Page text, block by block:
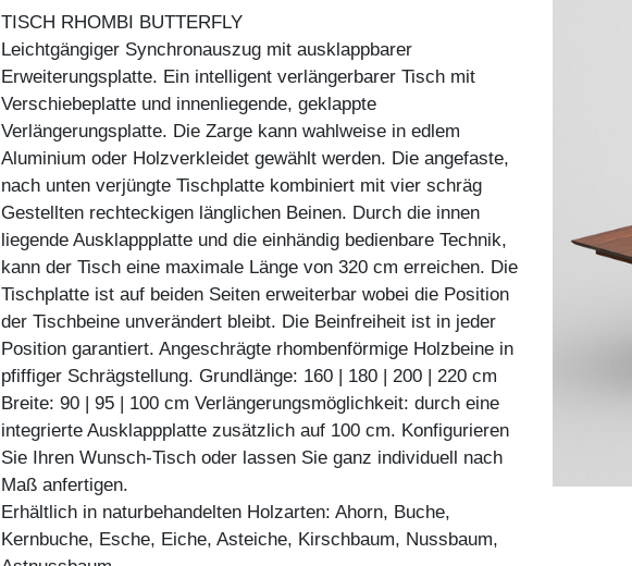
TISCH RHOMBI BUTTERFLY
Leichtgängiger Synchronauszug mit ausklappbarer
Erweiterungsplatte. Ein intelligent verlängerbarer Tisch mit
Verschiebeplatte und innenliegende, geklappte
Verlängerungsplatte. Die Zarge kann wahlweise in edlem
Aluminium oder Holzverkleidet gewählt werden. Die angefaste,
nach unten verjüngte Tischplatte kombiniert mit vier schräg
Gestellten rechteckigen länglichen Beinen. Durch die innen
liegende Ausklappplatte und die einhändig bedienbare Technik,
kann der Tisch eine maximale Länge von 320 cm erreichen. Die
Tischplatte ist auf beiden Seiten erweiterbar wobei die Position
der Tischbeine unverändert bleibt. Die Beinfreiheit ist in jeder
Position garantiert. Angeschrägte rhombenförmige Holzbeine in
pfiffiger Schrägstellung. Grundlänge: 160 | 180 | 200 | 220 cm
Breite: 90 | 95 | 100 cm Verlängerungsmöglichkeit: durch eine
integrierte Ausklappplatte zusätzlich auf 100 cm. Konfigurieren
Sie Ihren Wunsch-Tisch oder lassen Sie ganz individuell nach
Maß anfertigen.
Erhältlich in naturbehandelten Holzarten: Ahorn, Buche,
Kernbuche, Esche, Eiche, Asteiche, Kirschbaum, Nussbaum,